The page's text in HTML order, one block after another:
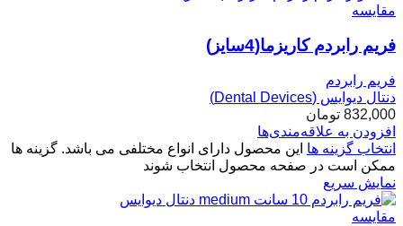
مقایسه
فریم رابردم کاریزما(4سایز)
فریم رابردم
دنتال دیوایس (Dental Devices)
832,000 تومان
افزودن به علاقه‌مندی‌ها
انتخاب گزینه ها این محصول دارای انواع مختلفی می باشد. گزینه ها
ممکن است در صفحه محصول انتخاب شوند
نمایش سریع
مقایسه